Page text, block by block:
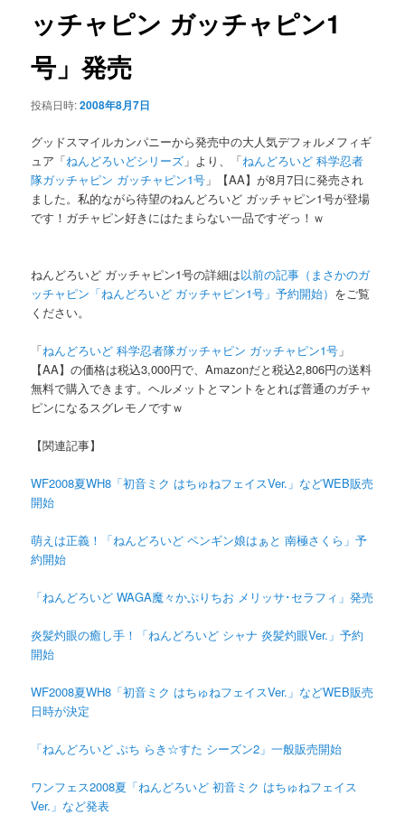
ョ
ン
ッチャピン ガッチャピン1
号」発売
投稿日時:2008年8月7日
グッドスマイルカンパニーから発売中の大人気デフォルメフィギ
ュア「ねんどろいどシリーズ 」より、「ねんどろいど 科学忍者
隊ガッチャピン ガッチャピン1号 」【AA】が8月7日に発売され
ました。私的ながら待望のねんどろいど ガッチャピン1号が登場
です！ガチャピン好きにはたまらない一品ですぞっ！ｗ
ねんどろいど ガッチャピン1号の詳細は以前の記事（まさかのガ
ッチャピン「ねんどろいど ガッチャピン1号」予約開始） をご覧
ください。
「ねんどろいど 科学忍者隊ガッチャピン ガッチャピン1号 」
【AA】の価格は税込3,000円で、Amazonだと税込2,806円の送料
無料で購入できます。ヘルメットとマントをとれば普通のガチャ
ピンになるスグレモノですｗ
【関連記事】
WF2008夏WH8「初音ミク はちゅねフェイスVer.」などWEB販売
開始
萌えは正義！「ねんどろいど ペンギン娘はぁと 南極さくら」予
約開始
「ねんどろいど WAGA魔々かぷりちお メリッサ･セラフィ」発売
炎髪灼眼の癒し手！「ねんどろいど シャナ 炎髪灼眼Ver.」予約
開始
WF2008夏WH8「初音ミク はちゅねフェイスVer.」などWEB販売
日時が決定
「ねんどろいど ぷち らき☆すた シーズン2」一般販売開始
ワンフェス2008夏「ねんどろいど 初音ミク はちゅねフェイス
Ver.」など発表